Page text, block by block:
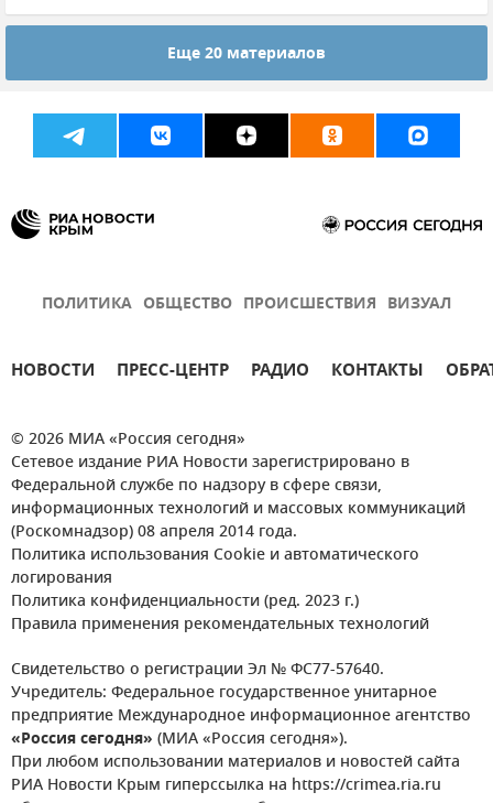
Политика В мире Новости
Еще 20 материалов
ПОЛИТИКА ОБЩЕСТВО ПРОИСШЕСТВИЯ ВИЗУАЛ
НОВОСТИ ПРЕСС-ЦЕНТР РАДИО КОНТАКТЫ
© 2026 МИА «Россия сегодня»
Сетевое издание РИА Новости зарегистрировано в
Федеральной службе по надзору в сфере связи,
информационных технологий и массовых коммуникаций
(Роскомнадзор) 08 апреля 2014 года.
Политика использования Cookie и автоматического
логирования
Политика конфиденциальности (ред. 2023 г.)
Правила применения рекомендательных технологий
Свидетельство о регистрации Эл № ФС77-57640.
Учредитель: Федеральное государственное унитарное
предприятие Международное информационное агентство
«Россия сегодня» (МИА «Россия сегодня»).
При любом использовании материалов и новостей сайта
РИА Новости Крым гиперссылка на https://crimea.ria.ru